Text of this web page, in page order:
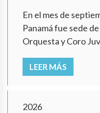
En el mes de
Panamá fue sede
Orquesta y Coro
LEER MÁS
2026